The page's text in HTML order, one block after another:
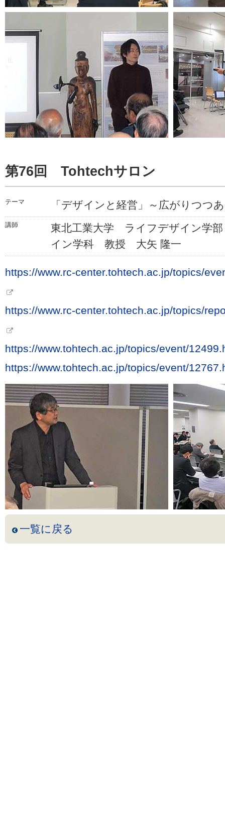
第76回 Tohtechサロン
テーマ 「デザインと経営」～広がりつつ
講師
東北工業大学 ライフデザイン学
イン学科 教授 大矢 隆一
https://www.rc-center.tohtech.ac.jp/topics/
https://www.rc-center.tohtech.ac.jp/topics/
https://www.tohtech.ac.jp/topics/event/
https://www.tohtech.ac.jp/topics/event/
一覧に戻る